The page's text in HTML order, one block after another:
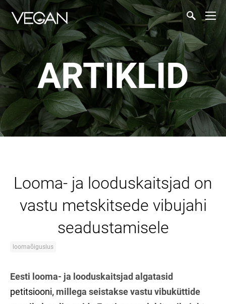
ARTIKLID
Looma- ja looduskaitsjad on
vastu metskitsede vibujahi
seadustamisele
loomaõiguslus
Eesti looma- ja looduskaitsjad algatasid
petitsiooni, millega seistakse vastu vibuküttide